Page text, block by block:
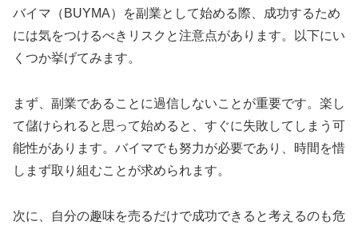
バイマ（BUYMA）を副業として始める際、成功するため
には気をつけるべきリスクと注意点があります。以下にい
くつか挙げてみます。
まず、副業であることに過信しないことが重要です。楽し
て儲けられると思って始めると、すぐに失敗してしまう可
能性があります。バイマでも努力が必要であり、時間を惜
しまず取り組むことが求められます。
次に、自分の趣味を売るだけで成功できると考えるのも危